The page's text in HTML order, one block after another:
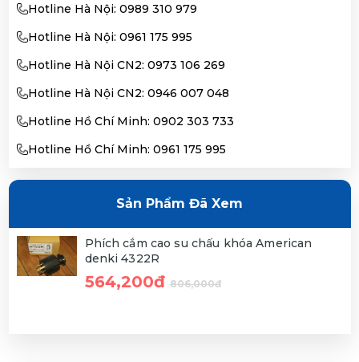
Hotline Hà Nội: 0989 310 979
Hotline Hà Nội: 0961 175 995
Hotline Hà Nội CN2: 0973 106 269
Hotline Hà Nội CN2: 0946 007 048
Hotline Hồ Chí Minh: 0902 303 733
Hotline Hồ Chí Minh: 0961 175 995
Sản Phẩm Đã Xem
Phích cắm cao su chấu khóa American
denki 4322R
564,200đ 806,000đ